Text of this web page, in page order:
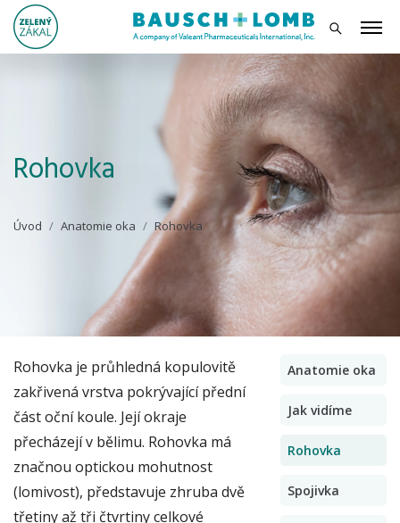
Rohovka
Úvod Anatomie oka Rohovka
Rohovka je průhledná kopulovitě
zakřivená vrstva pokrývající přední
část oční koule. Její okraje
přecházejí v bělimu. Rohovka má
značnou optickou mohutnost
(lomivost), představuje zhruba dvě
třetiny až tři čtvrtiny celkové
Anatomie oka
Jak vidíme
Rohovka
Spojivka